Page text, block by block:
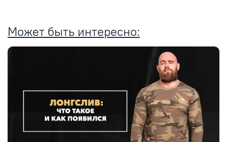
Может быть интересно: